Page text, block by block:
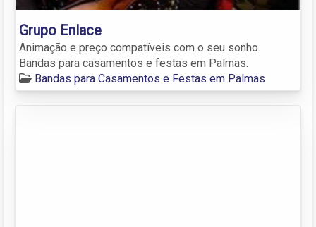
Grupo Enlace
Animação e preço compatíveis com o seu sonho.
Bandas para casamentos e festas em Palmas.
Bandas para Casamentos e Festas em Palmas